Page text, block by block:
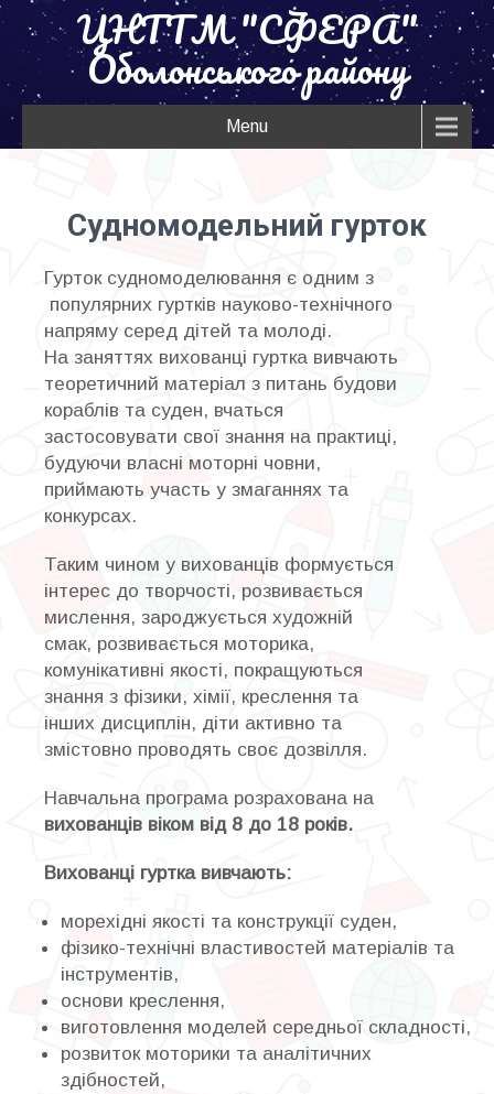
ЦНТТМ "СФЕРА"
Оболонського району
Menu
Судномодельний гурток
Гурток судномоделювання є одним з
популярних гуртків науково-технічного
напряму серед дітей та молоді.
На заняттях вихованці гуртка вивчають
теоретичний матеріал з питань будови
кораблів та суден, вчаться
застосовувати свої знання на практиці,
будуючи власні моторні човни,
приймають участь у змаганнях та
конкурсах.
Таким чином у вихованців формується
інтерес до творчості, розвивається
мислення, зароджується художній
смак, розвивається моторика,
комунікативні якості, покращуються
знання з фізики, хімії, креслення та
інших дисциплін, діти активно та
змістовно проводять своє дозвілля.
Навчальна програма розрахована на
вихованців віком від 8 до 18 років.
Вихованці гуртка вивчають:
морехідні якості та конструкції суден,
фізико-технічні властивостей матеріалів та
інструментів,
основи креслення,
виготовлення моделей середньої складності,
розвиток моторики та аналітичних
здібностей,